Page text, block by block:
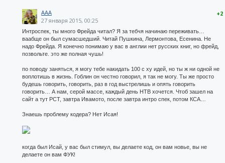
+2
AAA
27 января 2015, 00:25
Интроспек, ты много Фрейда читал? Я за тебчя начинаю переживать…
ваабще он был сумасшедший. Читай Пушкина, Лермонтова, Есенина. Не
надо Фрейда. Я конечно понимаю у вас в англии нет русских книг, но фрейд,
позвольте. это же полная чушь!
по поводу заняться, я могу тебе накидать 100 с ху идей, но ты ж ни одной не
воплотишь в жизнь. Гоблин он честно говорил, я так не могу. Ты же просто
будешь говорить, говорить, раз в год выстрелишь и опять говорить
говорить… А нам, серой массе, каждый день НТВ хочется. Чтоб зашел на
сайт а тут РСТ, завтра Ивамото, после завтра интро спек, потом КСА…
Знаешь проблему кодера? Нет Исая!
когда был Исай, у вас был стимул, вы делаете код, он вам новье, вы не
делаете он вам ФУК!